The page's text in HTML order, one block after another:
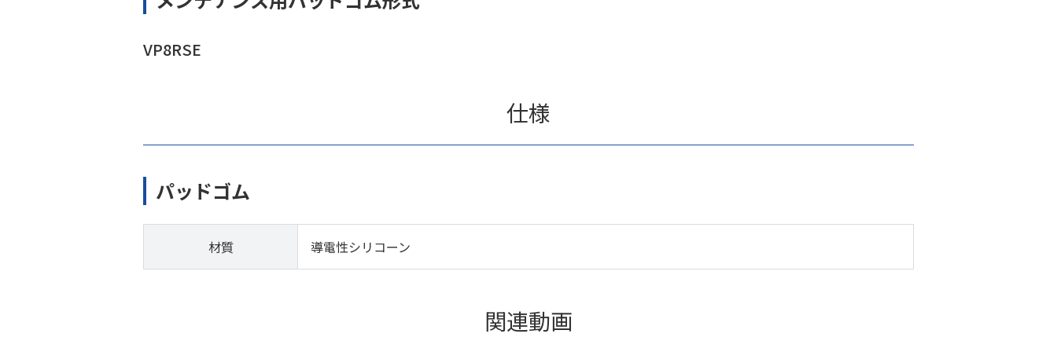
VP8RSE
仕様
パッドゴム
材質 導電性シリコーン
関連動画